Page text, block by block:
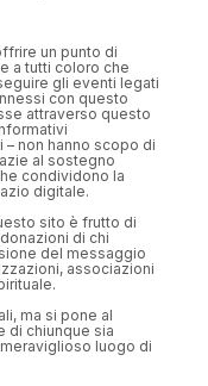
un punto di
a tutti coloro che
gli eventi legati
con questo
attraverso questo
non hanno scopo di
al sostegno
condividono la
digitale.
sito è frutto di
di chi
del messaggio
associazioni
ma si pone al
di chiunque sia
luogo di